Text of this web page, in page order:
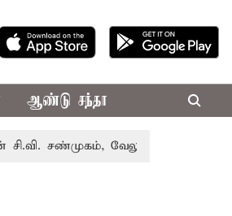
ஆண்டு சந்தா
வேலுமணி சந்திப்பு